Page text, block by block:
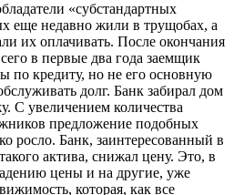
«субстандартных
еще недавно жили в трущобах, а
их оплачивать. После окончания
в первые два года заемщик
по кредиту, но не его основную
долг. Банк забирал дом
С увеличением количества
предложение подобных
росло. Банк, заинтересованный в
актива, снижал цену. Это, в
цены и на другие, уже
которая, как все